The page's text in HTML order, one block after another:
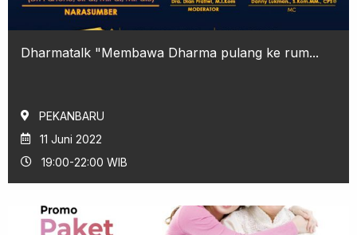
Dharmatalk "Membawa Dharma pulang ke rum...
PEKANBARU
11 Juni 2022
19:00-22:00 WIB